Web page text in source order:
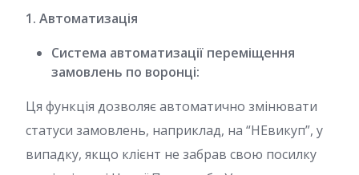
1. Автоматизація
Система автоматизації переміщення
замовлень по воронці:
Ця функція дозволяє автоматично змінювати
статуси замовлень, наприклад, на “НЕвикуп”, у
випадку, якщо клієнт не забрав свою посилку